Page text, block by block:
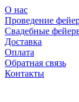
О нас
Проведение
Свадебные
Доставка
Оплата
Обратная связь
Контакты